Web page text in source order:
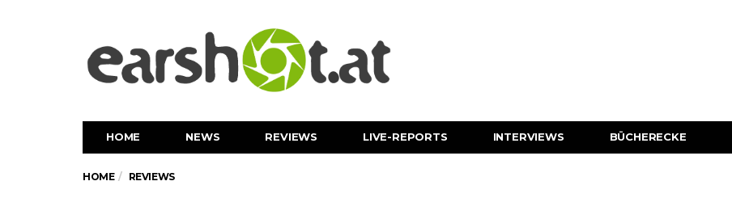
HOME NEWS REVIEWS LIVE-REPORTS INTERVIEWS BÜCHERECKE
HOME REVIEWS